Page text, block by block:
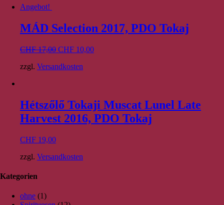
Angebot!
MÁD Selection 2017, PDO Tokaj
CHF17,00 CHF 10,00
zzgl. Versandkosten
Hétszőlő Tokaji Muscat Lunel Late
Harvest 2016, PDO Tokaj
CHF 19,00
zzgl. Versandkosten
Kategorien
ohne (1)